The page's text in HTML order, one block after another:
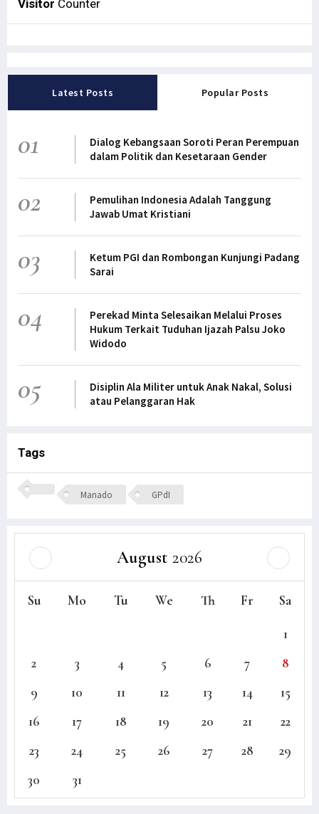
Visitor Counter
Latest Posts Popular Posts
01
Dialog Kebangsaan Soroti Peran Perempuan
dalam Politik dan Kesetaraan Gender
02
Pemulihan Indonesia Adalah Tanggung
Jawab Umat Kristiani
03
Ketum PGI dan Rombongan Kunjungi Padang
Sarai
04
Perekad Minta Selesaikan Melalui Proses
Hukum Terkait Tuduhan Ijazah Palsu Joko
Widodo
05
Disiplin Ala Militer untuk Anak Nakal, Solusi
atau Pelanggaran Hak
Tags
Manado GPdI
August 2026
Su Mo Tu We Th Fr Sa
1
2
3 4 5 6 7
8
9
10 11 12 13 14
15
16
17 18 19 20 21
22
23
24 25 26 27 28
29
30
31